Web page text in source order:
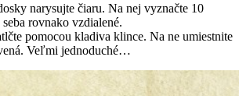
narysujte čiaru. Na nej vyznačte 10
rovnako vzdialené.
pomocou kladiva klince. Na ne umiestnite
Veľmi jednoduché…